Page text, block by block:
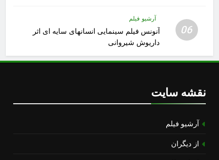
06
آرشیو فیلم
آنونس فیلم سینمایی انسانهای سایه ای اثر
داریوش شیروانی
نقشه سایت
آرشیو فیلم
از دیگران